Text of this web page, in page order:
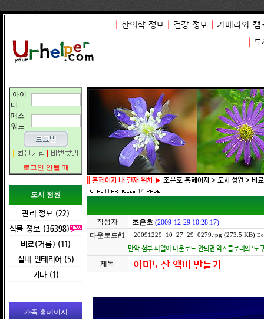
한의학 정보 건강 정보
카메라와 캠
도
아이
디
패스
워드
로그인 안될 때
도시 정원
관리 정보 (22)
식물 정보 (36398)
비료(거름) (11)
실내 인테리어 (5)
기타 (1)
가족 홈페이지
홈페이지 내 현재 위치 ▶ 조은호 홈페이지 > 도시 정원 > 비
11 1/1
작성자 조은호 (2009-12-29 10:28:17)
다운로드#1
20091229_10_27_29_0279.jpg (273.5 KB)
만약 첨부 파일이 다운로드 안되면 익스플로러의 '
제목 아미노산 액비 만들기